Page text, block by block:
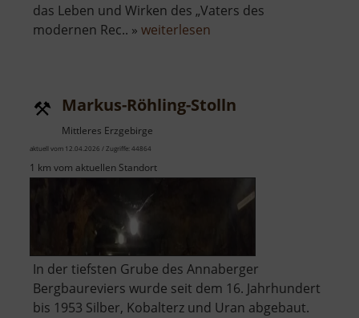
das Leben und Wirken des „Vaters des
modernen Rec.. » weiterlesen
Markus-Röhling-Stolln
Mittleres Erzgebirge
aktuell vom 12.04.2026 / Zugriffe: 44864
1 km vom aktuellen Standort
In der tiefsten Grube des Annaberger
Bergbaureviers wurde seit dem 16. Jahrhundert
bis 1953 Silber, Kobalterz und Uran abgebaut.